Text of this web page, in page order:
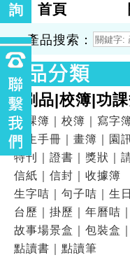
詢
首頁
產品搜索：
印刷品|校簿|功
簿功課簿｜校簿｜寫字
學生手冊｜畫簿｜園
特刊｜證書｜獎狀｜
信紙｜信封｜收據簿
生字咭｜句子咭｜生
台歷｜掛歷｜年曆咭
故事場景盒｜包裝盒
點讀書｜點讀筆